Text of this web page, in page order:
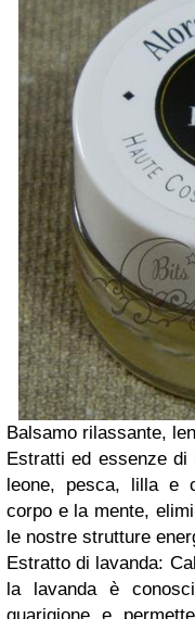
Balsamo rilassante,
Estratti ed essenze di
leone, pesca, lilla e
corpo e la mente,
le nostre strutture
Estratto di lavanda:
la lavanda è